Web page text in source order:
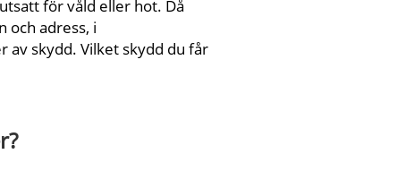
för våld eller hot. Då
och adress, i
skydd. Vilket skydd du får